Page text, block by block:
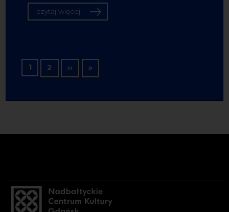
czytaj więcej
Stronicowanie
1 2 ›› Następna strona
»Ostatnia strona